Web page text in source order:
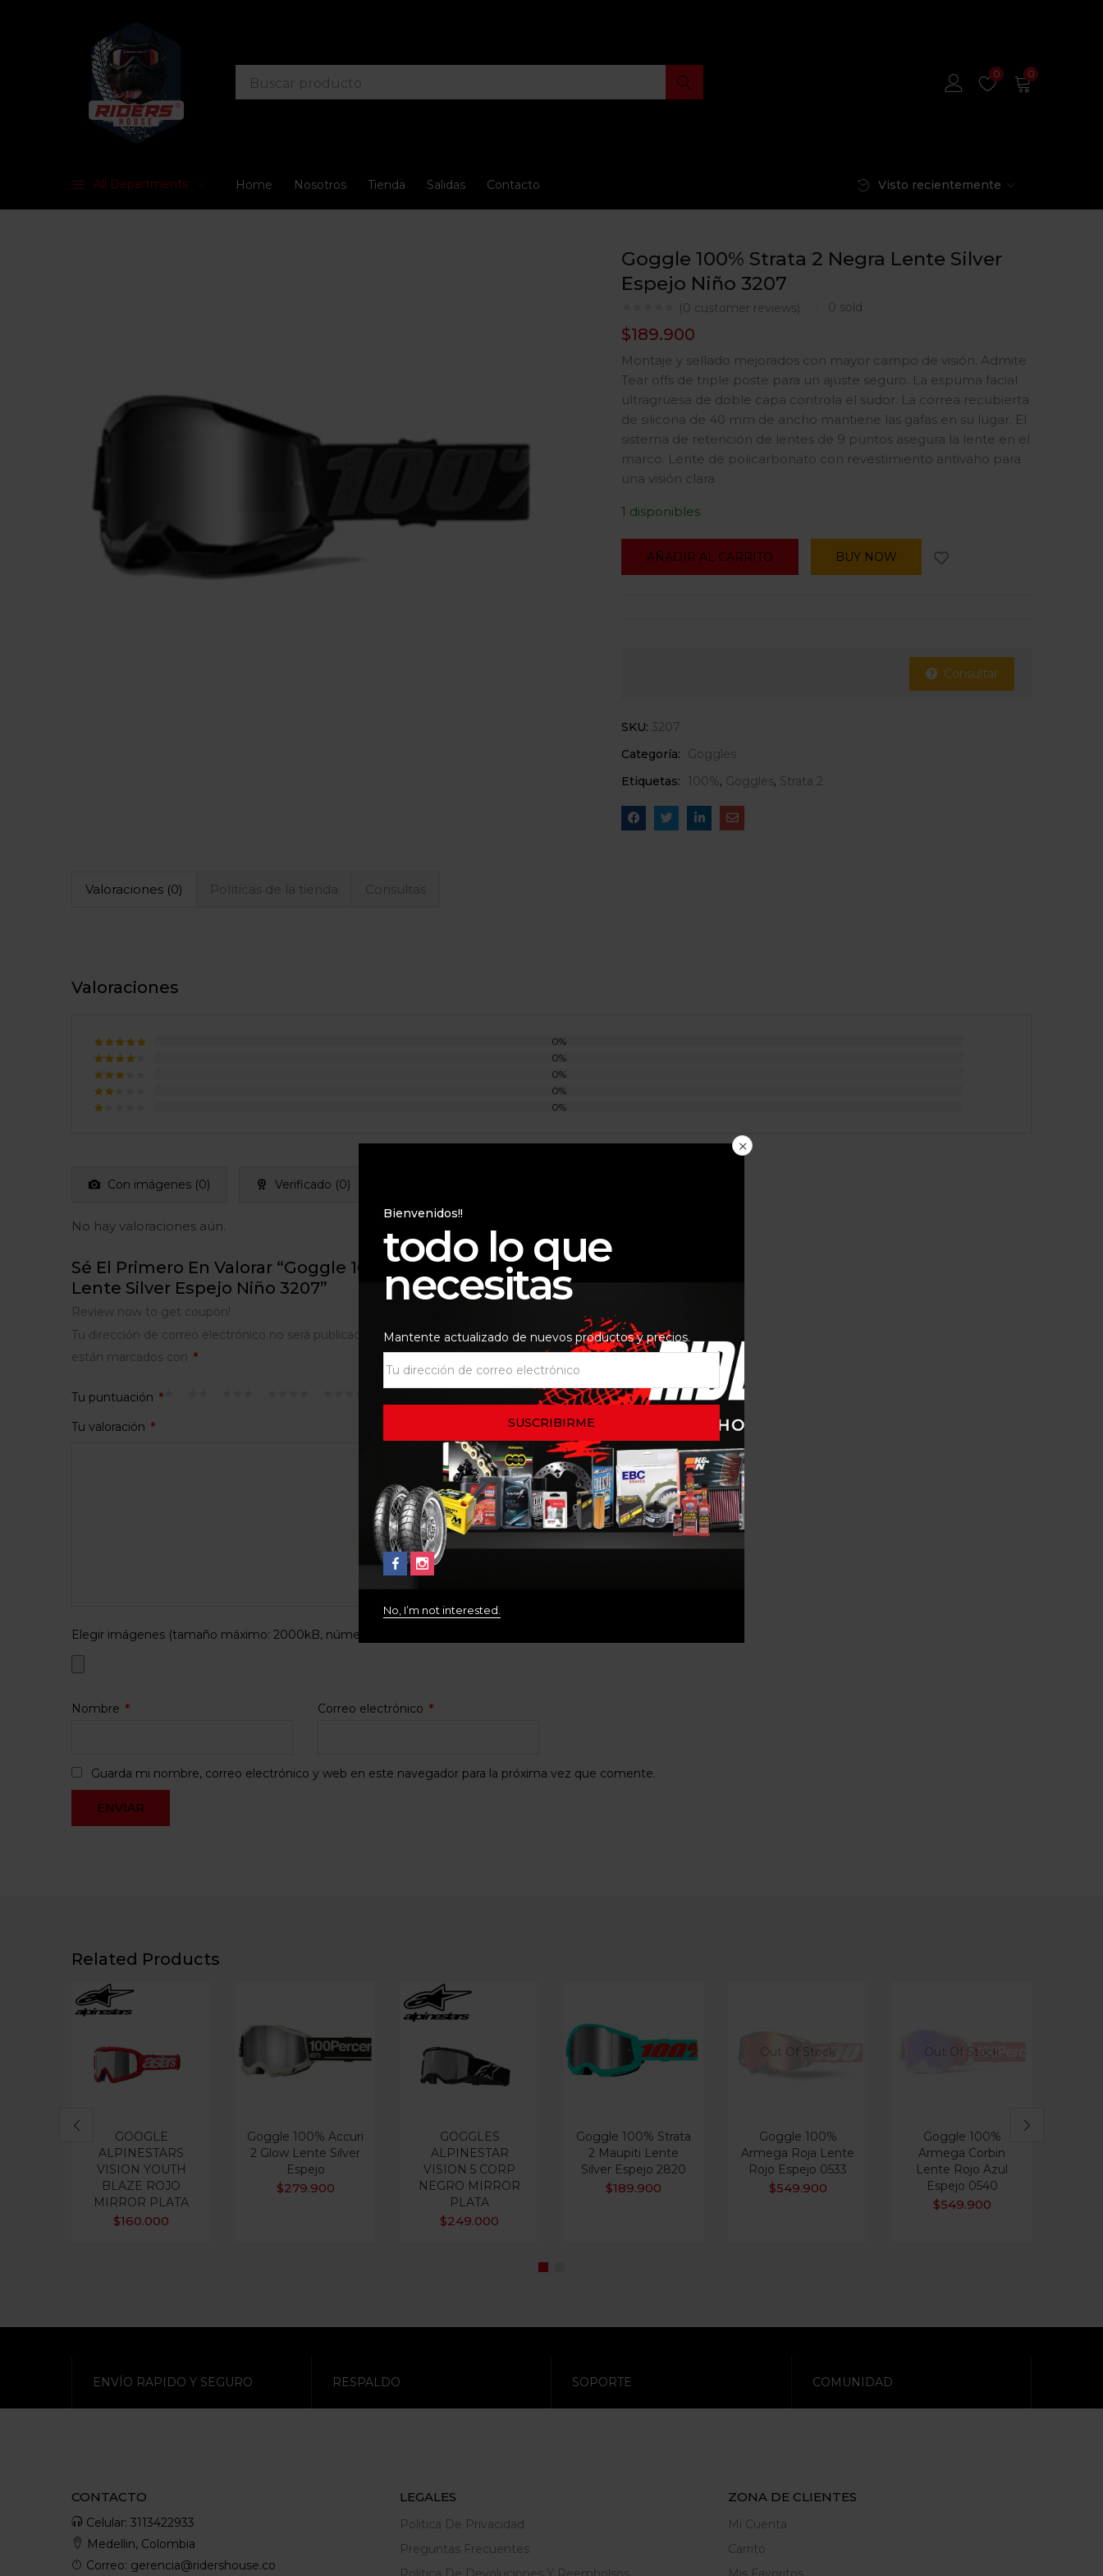
0 0
All Departments Home Nosotros Tienda Salidas Contacto Visto recientemente
Goggle 100% Strata 2 Negra Lente Silver
Espejo Niño 3207
(0 customer reviews) 0 sold
$189.900
Montaje y sellado mejorados con mayor campo de visión. Admite
Tear offs de triple poste para un ajuste seguro. La espuma facial
ultragruesa de doble capa controla el sudor. La correa recubierta
de silicona de 40 mm de ancho mantiene las gafas en su lugar. El
sistema de retención de lentes de 9 puntos asegura la lente en el
marco. Lente de policarbonato con revestimiento antivaho para
una visión clara
1 disponibles
AÑADIR AL CARRITO BUY NOW
Consultar
SKU: 3207
Categoría:
Goggles
Etiquetas:
100%, Goggles, Strata 2
Valoraciones (0) Políticas de la tienda Consultas
Valoraciones
Valorado
con5
0%
Valorado
con
0%
Valorado
con
0%
Valorado
0%
5
0%
Con imágenes (0) Verificado (0)
No hay valoraciones aún.
Sé El Primero En Valorar “Goggle 100% Strata 2 Negra
Lente Silver Espejo Niño 3207”
Review now to get coupon!
Tu dirección de correo electrónico no será publicada.
Los campos obligatorios
están marcados con *
Tu puntuación *
Tu valoración *
Elegir imágenes (tamaño máximo: 2000kB, número máximo de archivos: 2)
Nombre * Correo electrónico *
Guarda mi nombre, correo electrónico y web en este navegador para la próxima vez que comente.
Related Products
GOOGLE
ALPINESTARS
VISION YOUTH
BLAZE ROJO
MIRROR PLATA
$160.000
Goggle 100% Accuri
2 Glow Lente Silver
Espejo
$279.900
GOGGLES
ALPINESTAR
VISION 5 CORP
NEGRO MIRROR
PLATA
$249.000
Goggle 100% Strata
2 Maupiti Lente
Silver Espejo 2820
$189.900
Out Of Stock
Goggle 100%
Armega Roja Lente
Rojo Espejo 0533
$549.900
Out Of Stock
Goggle 100%
Armega Corbin
Lente Rojo Azul
Espejo 0540
$549.900
Bienvenidos!!
todo lo que
necesitas
Mantente actualizado de nuevos productos y precios.
No, I’m not interested.
ENVÍO RAPIDO Y SEGURO RESPALDO SOPORTE COMUNIDAD
CONTACTO
Celular: 3113422933
Medellin, Colombia
Correo: gerencia@ridershouse.co
LEGALES
Politica De Privacidad
Preguntas Frecuentes
ZONA DE CLIENTES
Mi Cuenta
Carrito